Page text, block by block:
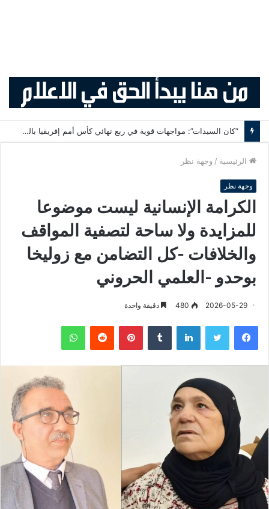
“كان السيدات”: مواجهات قوية في ربع نهائي كأس أمم إفريقيا بالمغرب
الرئيسية / وجهة نظر
وجهة نظر
الكرامة الإنسانية ليست موضوعا
للمزايدة ولا ساحة لتصفية المواقف
والخلافات -كل التضامن مع زوليخا
بوحدو -العلمي الحروني
2026-05-29
480 دقيقة واحدة
فيسبوك لينكدإن بينتيريست